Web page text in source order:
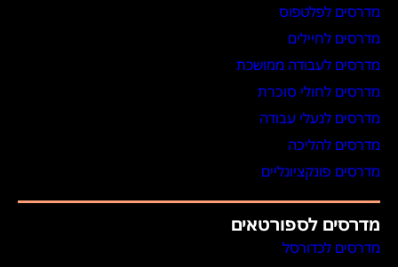
מדרסים לפלטפוס
מדרסים לחיילים
מדרסים לעבודה ממושכת
מדרסים לחולי סוכרת
מדרסים לנעלי עבודה
מדרסים להליכה
מדרסים פונקציונליים
מדרסים לספורטאים
מדרסים לכדורסל